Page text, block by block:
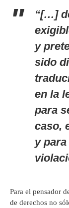
“[…]
y
sido
en la
para
caso,
y
Para el pensador
de derechos no